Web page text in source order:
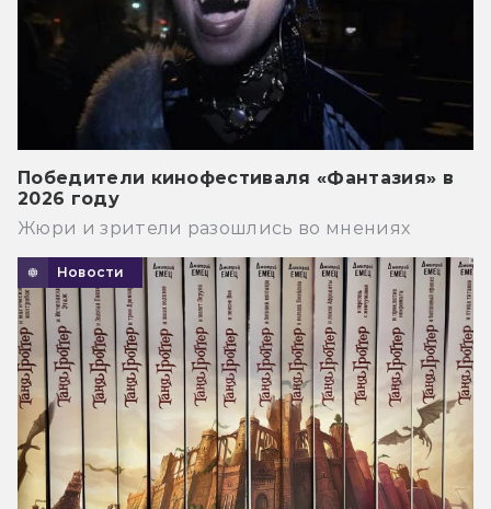
Победители кинофестиваля «Фантазия» в
2026 году
Жюри и зрители разошлись во мнениях
Новости